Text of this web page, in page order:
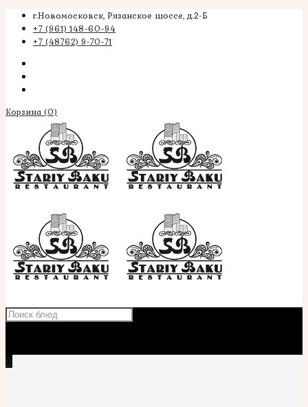
г.Новомосковск, Рязанское шоссе, д.2-Б
+7 (961) 148-60-94
+7 (48762) 9-70-71
Корзина (0)
0